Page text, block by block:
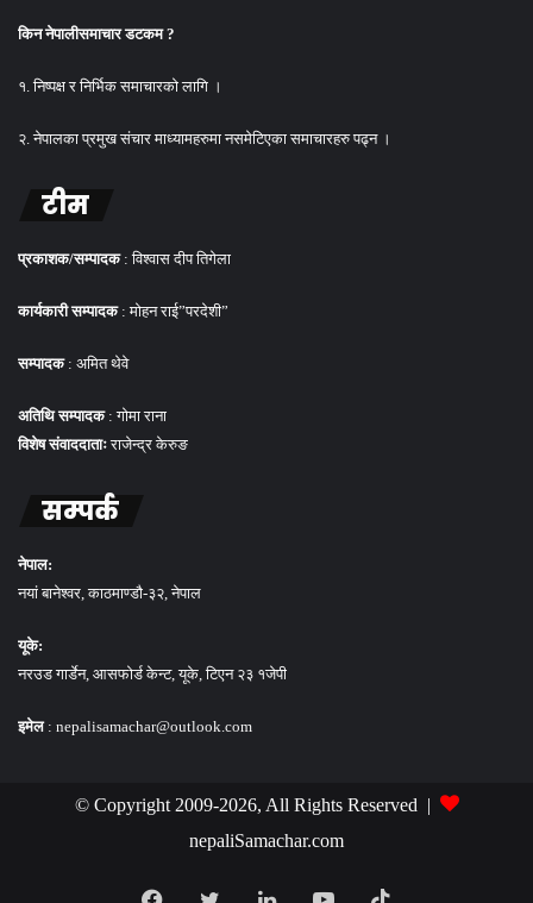
किन नेपालीसमाचार डटकम ?
१. निष्पक्ष र निर्भिक समाचारको लागि ।
२. नेपालका प्रमुख संचार माध्यामहरुमा नसमेटिएका समाचारहरु पढ्न ।
टीम
प्रकाशक/सम्पादक : विश्वास दीप तिगेला
कार्यकारी सम्पादक: मोहन राई”परदेशी”
सम्पादक: अमित थेवे
अतिथि सम्पादक: गोमा राना
विशेष संवाददाताःराजेन्द्र केरुङ
सम्पर्क
नेपाल:
नयां बानेश्वर, काठमाण्डौ-३२, नेपाल
यूके:
नरउड गार्डेन, आसफोर्ड केन्ट, यूके, टिएन २३ १जेपी
इमेल: nepalisamachar@outlook.com
© Copyright 2009-2026, All Rights Reserved |
nepaliSamachar.com